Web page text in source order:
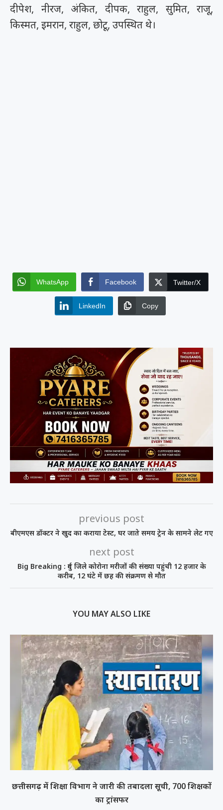
दीपेश, नीरज, अंकित, दीपक, राहुल, सुमित, राजू,
किस्मत, इमरान, राहुल, छोटू, उपस्थित थे।
WhatsApp Facebook Twitter/X
LinkedIn Copy
previous post
बीएमएस डॉक्टर ने खुद का कराया टेस्ट, घर जाते समय ट्रेन के सामने लेट गए
next post
Big Breaking : दुर्ग जिले कोरोना मरीजों की संख्या पहुंची 12 हजार के
करीब, 12 घंटे में छह की संक्रमण से मौत
YOU MAY ALSO LIKE
छत्तीसगढ़ में शिक्षा विभाग ने जारी की तबादला सूची, 700 शिक्षकों
का ट्रांसफर